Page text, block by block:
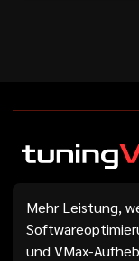
Mehr Leistung,
und VMax-